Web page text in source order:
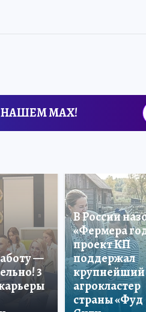
MAX!
—
3
В России
«Фермера
проект КП
поддержал
крупнейший
агрокластер
страны «Фуд